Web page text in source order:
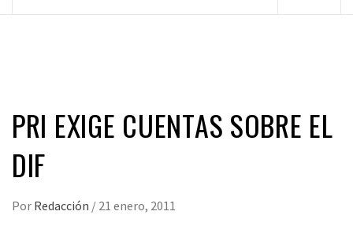
PRI EXIGE CUENTAS SOBRE EL
DIF
Por Redacción / 21 enero, 2011